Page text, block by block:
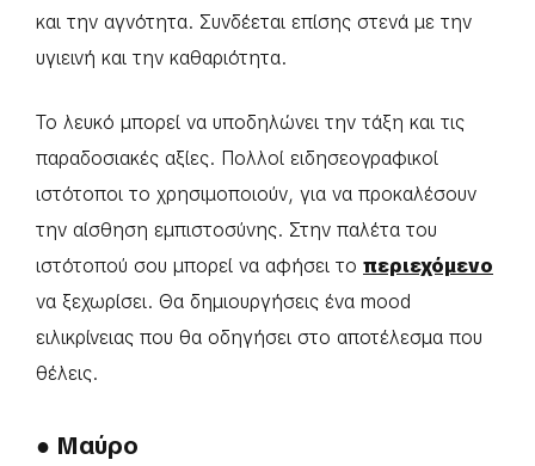
και την αγνότητα. Συνδέεται επίσης στενά με την
υγιεινή και την καθαριότητα.
Το λευκό μπορεί να υποδηλώνει την τάξη και τις
παραδοσιακές αξίες. Πολλοί ειδησεογραφικοί
ιστότοποι το χρησιμοποιούν, για να προκαλέσουν
την αίσθηση εμπιστοσύνης. Στην παλέτα του
ιστότοπού σου μπορεί να αφήσει το περιεχόμενο
να ξεχωρίσει. Θα δημιουργήσεις ένα mood
ειλικρίνειας που θα οδηγήσει στο αποτέλεσμα που
θέλεις.
● Μαύρο